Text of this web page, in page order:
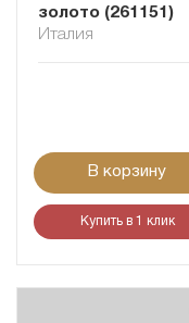
золото (261151)
Италия
В корзину
Купить в 1 клик